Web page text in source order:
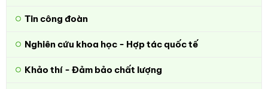
Tin công đoàn
Nghiên cứu khoa học - Hợp tác quốc tế
Khảo thí - Đảm bảo chất lượng